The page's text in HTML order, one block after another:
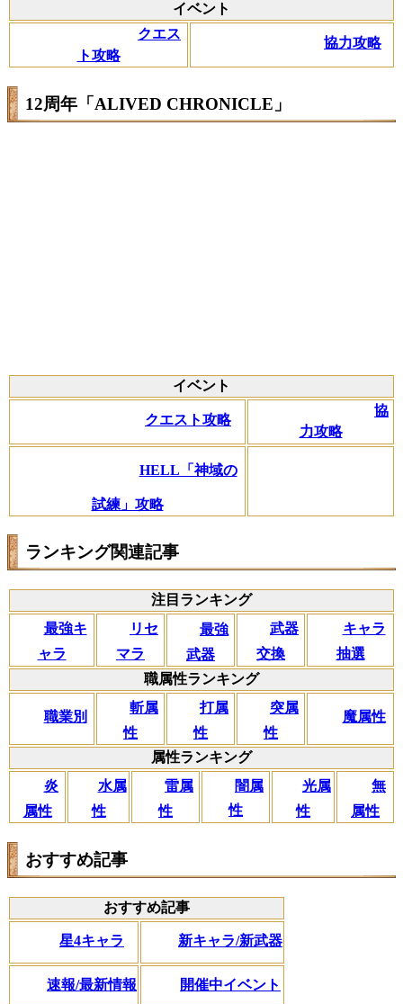
イベント
クエス
ト攻略
協力攻略
12周年「ALIVED CHRONICLE」
イベント
クエスト攻略
協
力攻略
HELL「神域の
試練」攻略
ランキング関連記事
注目ランキング
最強キ
ャラ
リセ
マラ
最強
武器
武器
交換
キャラ
抽選
職属性ランキング
職業別
斬属
性
打属
性
突属
性
魔属性
属性ランキング
炎
属性
水属
性
雷属
性
闇属
性
光属
性
無
属性
おすすめ記事
おすすめ記事
星4キャラ 新キャラ/新武器
速報/最新情報 開催中イベント